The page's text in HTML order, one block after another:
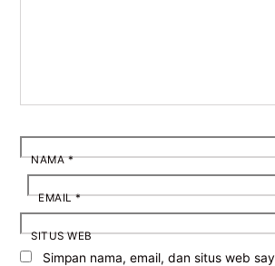
NAMA*
EMAIL*
SITUS WEB
Simpan nama, email, dan situs web